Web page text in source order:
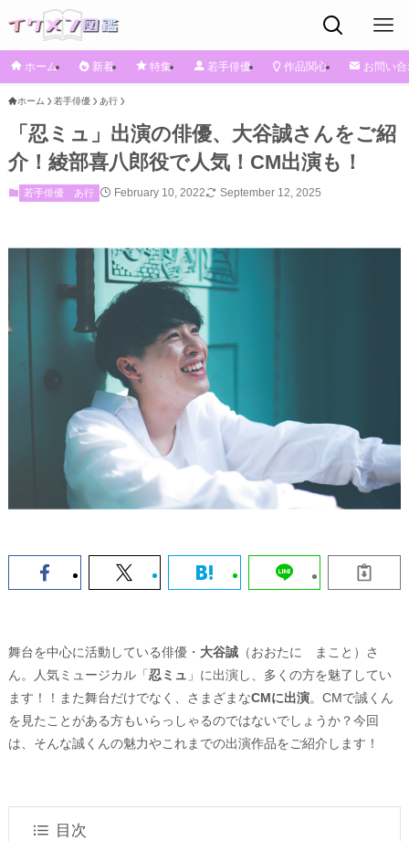
ホーム 新着 特集 若手俳優 作品関心 お問い
ホーム 若手俳優 あ行
「忍ミュ」出演の俳優、大谷誠さんをご紹
介！綾部喜八郎役で人気！CM出演も！
若手俳優 あ行 February 10, 2022 September 12, 2025
舞台を中心に活動している俳優・ 大谷誠（おおたに まこと）さ
ん。人気ミュージカル「 忍ミュ 」に出演し、多くの方を魅了してい
ます！！また舞台だけでなく、さまざまなCMに出演。CMで誠くん
を見たことがある方もいらっしゃるのではないでしょうか？今回
は、そんな誠くんの魅力やこれまでの出演作品をご紹介します！
目次